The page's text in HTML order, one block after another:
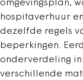
omgevingsplan,
hospitaverhuur
dezelfde regels
beperkingen.
onderverdeling
verschillende